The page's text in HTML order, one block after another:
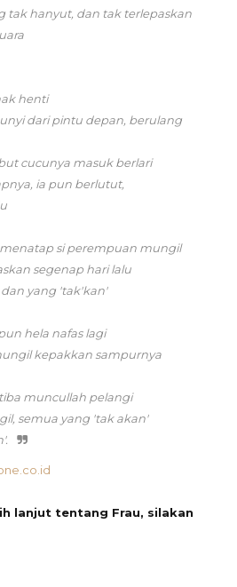
tak hanyut, dan tak terlepaskan
henti
dari pintu depan, berulang
cucunya masuk berlari
ia pun berlutut,
si perempuan mungil
segenap hari lalu
yang 'tak'kan'
hela nafas lagi
kepakkan sampurnya
muncullah pelangi
semua yang 'tak akan'
lanjut tentang Frau, silakan